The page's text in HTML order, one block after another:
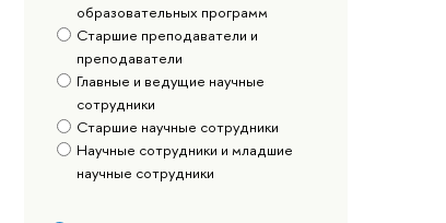
образовательных программ
Старшие преподаватели и
преподаватели
Главные и ведущие научные
сотрудники
Старшие научные сотрудники
Научные сотрудники и младшие
научные сотрудники